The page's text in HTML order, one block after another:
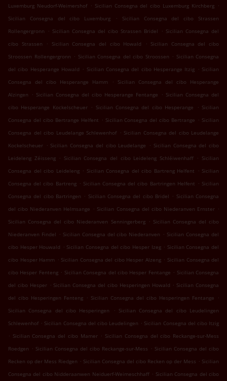
Luxemburg Neudorf-Weimershof . Sicilian Consegna del cibo Luxemburg Kirchberg .
Sicilian Consegna del cibo Luxemburg
.
Sicilian Consegna del cibo Strassen
Rollengergronn
. Sicilian Consegna del cibo Strassen Bridel . Sicilian Consegna del
cibo Strassen
. Sicilian Consegna del cibo Howald . Sicilian Consegna del cibo
Stroossen Rollengergronn . Sicilian Consegna del cibo Stroossen . Sicilian Consegna
del cibo Hesperange Howald . Sicilian Consegna del cibo Hesperange Itzig . Sicilian
Consegna del cibo Hesperange Hamm
.
Sicilian Consegna del cibo Hesperange
Alzingen
. Sicilian Consegna del cibo Hesperange Fentange . Sicilian Consegna del
cibo Hesperange Kockelscheuer . Sicilian Consegna del cibo Hesperange . Sicilian
Consegna del cibo Bertrange Helfent . Sicilian Consegna del cibo Bertrange . Sicilian
Consegna del cibo Leudelange Schlewenhof . Sicilian Consegna del cibo Leudelange
Kockelscheuer . Sicilian Consegna del cibo Leudelange . Sicilian Consegna del cibo
Leideleng Zéisseng . Sicilian Consegna del cibo Leideleng Schléiwenhaff . Sicilian
Consegna del cibo Leideleng . Sicilian Consegna del cibo Bartreng Helfent . Sicilian
Consegna del cibo Bartreng . Sicilian Consegna del cibo Bartringen Helfent . Sicilian
Consegna del cibo Bartringen . Sicilian Consegna del cibo Bridel . Sicilian Consegna
del cibo Niederanven Helmsange . Sicilian Consegna del cibo Niederanven Ernster .
Sicilian Consegna del cibo Niederanven Senningerberg
. Sicilian Consegna del cibo
Niederanven Findel . Sicilian Consegna del cibo Niederanven . Sicilian Consegna del
cibo Hesper Houwald . Sicilian Consegna del cibo Hesper Izeg . Sicilian Consegna del
cibo Hesper Hamm . Sicilian Consegna del cibo Hesper Alzeng . Sicilian Consegna del
cibo Hesper Fenteng . Sicilian Consegna del cibo Hesper Fentange . Sicilian Consegna
del cibo Hesper . Sicilian Consegna del cibo Hesperingen Howald . Sicilian Consegna
del cibo Hesperingen Fenteng . Sicilian Consegna del cibo Hesperingen Fentange
.
Sicilian Consegna del cibo Hesperingen
. Sicilian Consegna del cibo Leudelingen
Schlewenhof . Sicilian Consegna del cibo Leudelingen . Sicilian Consegna del cibo Itzig
. Sicilian Consegna del cibo Mamer . Sicilian Consegna del cibo Reckange-sur-Mess
Roedgen . Sicilian Consegna del cibo Reckange-sur-Mess . Sicilian Consegna del cibo
Recken op der Mess Riedgen . Sicilian Consegna del cibo Recken op der Mess . Sicilian
Consegna del cibo Nidderaanwen Neiduerf-Weimeschhaff . Sicilian Consegna del cibo